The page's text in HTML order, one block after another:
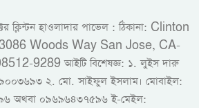
ক্লিন্টন হাওলাদার পাভেল : ঠিকানা: Clinton
Woods Way San Jose, CA-
9289 আইটি বিশেষজ্ঞ: ১. লুইস দারু
২. মো. সাইফুল ইসলাম। মোবাইল:
অথবা ০৯৬৯৬৪৩৭৫৯৬ ই-মেইল: